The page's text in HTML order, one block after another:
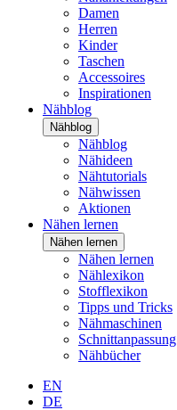
Damen
Herren
Kinder
Taschen
Accessoires
Inspirationen
Nähblog
Nähblog
Nähblog
Nähideen
Nähtutorials
Nähwissen
Aktionen
Nähen lernen
Nähen lernen
Nähen lernen
Nählexikon
Stofflexikon
Tipps und Tricks
Nähmaschinen
Schnittanpassung
Nähbücher
EN
DE